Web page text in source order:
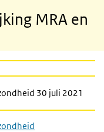
MRA en
30 juli 2021